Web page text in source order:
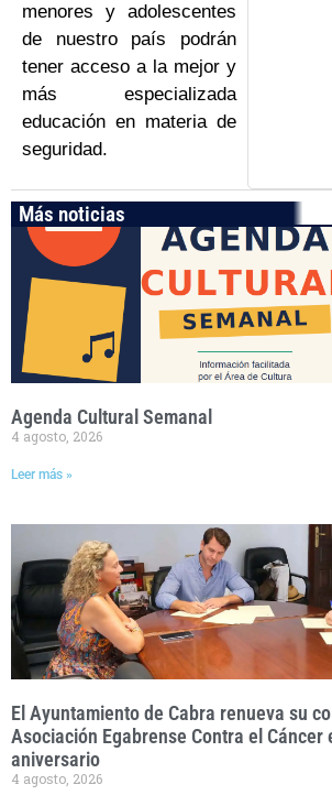
menores y adolescentes
de nuestro país podrán
tener acceso a la mejor y
más especializada
educación en materia de
seguridad.
Más noticias
Agenda Cultural Semanal
4 agosto, 2026
Leer más »
El Ayuntamiento de Cabra renueva su
Asociación Egabrense Contra el Cáncer
aniversario
4 agosto, 2026